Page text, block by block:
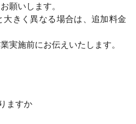
願いします。
大きく異なる場合は、追加料金
実施前にお伝えいたします。
ますか